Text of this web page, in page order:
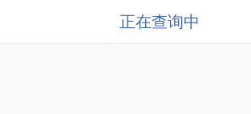
正在查询中